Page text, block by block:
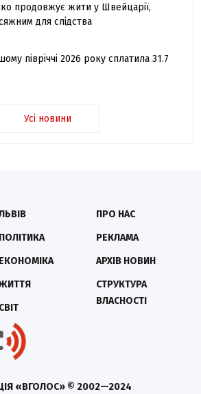
продовжує жити у Швейцарії,
для слідства
півріччі 2026 року сплатила 31.7
Усі новини
«ВГОЛОС» © 2002—2024
ПОЛІТИКА
ЕКОНОМІКА
СВІТ
ПРО НАС
РЕКЛАМА
АРХІВ НОВИН
СТРУКТУРА
ВЛАСНОСТІ